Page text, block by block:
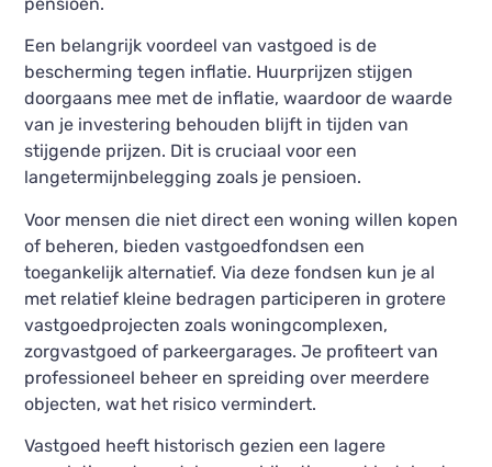
Een belangrijk voordeel van vastgoed is de
bescherming tegen inflatie. Huurprijzen stijgen
doorgaans mee met de inflatie, waardoor de waarde
van je investering behouden blijft in tijden van
stijgende prijzen. Dit is cruciaal voor een
langetermijnbelegging zoals je pensioen.
Voor mensen die niet direct een woning willen kopen
of beheren, bieden vastgoedfondsen een
toegankelijk alternatief. Via deze fondsen kun je al
met relatief kleine bedragen participeren in grotere
vastgoedprojecten zoals woningcomplexen,
zorgvastgoed of parkeergarages. Je profiteert van
professioneel beheer en spreiding over meerdere
objecten, wat het risico vermindert.
Vastgoed heeft historisch gezien een lagere